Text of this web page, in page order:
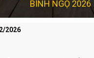
BÍNH NGỌ 2026
2026